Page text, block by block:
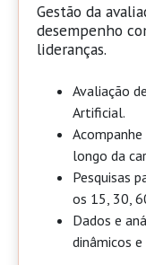
Gestão da
desempenho
lideranças.
Avaliação
Artificial.
longo da
Pesquisas
os 15, 30,
Dados e
dinâmicos